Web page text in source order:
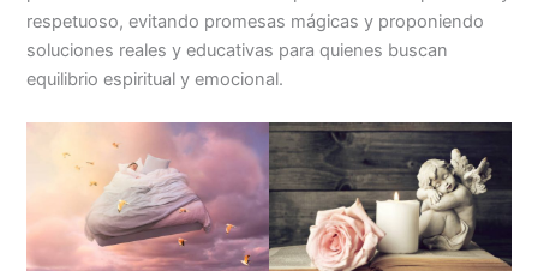
respetuoso, evitando promesas mágicas y proponiendo
soluciones reales y educativas para quienes buscan
equilibrio espiritual y emocional.